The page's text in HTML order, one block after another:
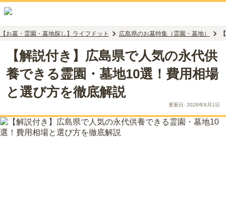
【お墓・霊園・墓地探し】ライフドット 広島県のお墓特集（霊園・墓地）
【解説付き】広島県で人気の永代供
養できる霊園・墓地10選！費用相場
と選び方を徹底解説
更新日: 2026年8月1日